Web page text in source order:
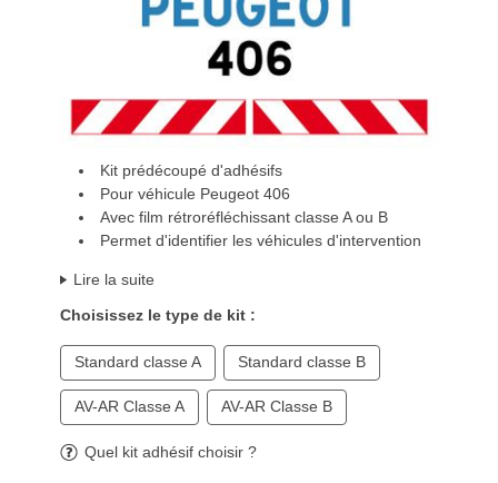
Kit prédécoupé d'adhésifs
Pour véhicule Peugeot 406
Avec film rétroréfléchissant classe A ou B
Permet d'identifier les véhicules d'intervention
Lire la suite
Choisissez le type de kit :
Standard classe A Standard classe B
AV-AR Classe A AV-AR Classe B
Quel kit adhésif choisir ?